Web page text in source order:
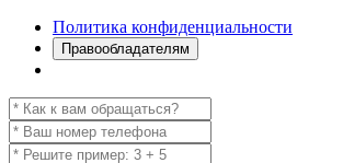
Политика конфиденциальности
Правообладателям